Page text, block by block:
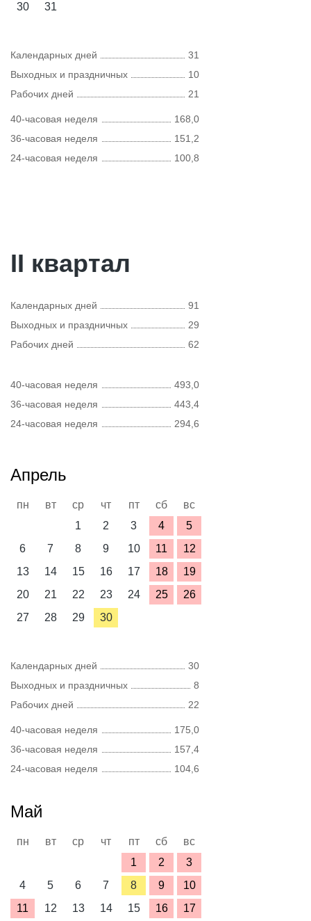
30
31
Календарных дней
31
Выходных и праздничных
10
Рабочих дней
21
40-часовая неделя
168,0
36-часовая неделя
151,2
24-часовая неделя
100,8
II квартал
Календарных дней
91
Выходных и праздничных
29
Рабочих дней
62
40-часовая неделя
493,0
36-часовая неделя
443,4
24-часовая неделя
294,6
Апрель
пн вт ср чт пт сб
вс
1
2 3 4
5
6
7 8 9 10 11
12
13
14 15 16 17 18
19
20
21 22 23 24 25
26
27
28 29 30
Календарных дней
30
Выходных и праздничных
8
Рабочих дней
22
40-часовая неделя
175,0
36-часовая неделя
157,4
24-часовая неделя
104,6
Май
пн вт ср чт пт сб
вс
1
2
3
4
5 6 7 8 9
10
11
12 13 14 15 16
17